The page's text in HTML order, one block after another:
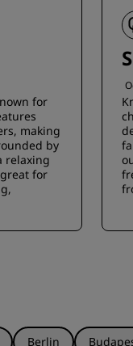
for
making
by
relaxing
for
Berlin